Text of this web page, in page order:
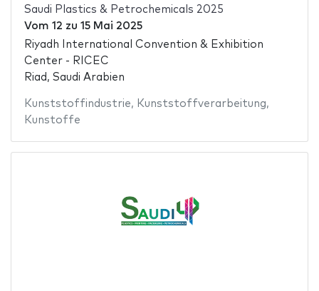
Saudi Plastics & Petrochemicals 2025
Vom 12 zu 15 Mai 2025
Riyadh International Convention & Exhibition
Center - RICEC
Riad, Saudi Arabien
Kunststoffindustrie, Kunststoffverarbeitung,
Kunstoffe